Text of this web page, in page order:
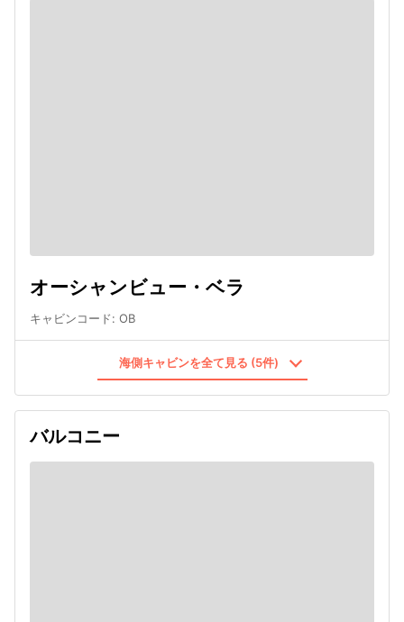
オーシャンビュー・ベラ
キャビンコード: OB
海側キャビンを全て見る (5件)
バルコニー